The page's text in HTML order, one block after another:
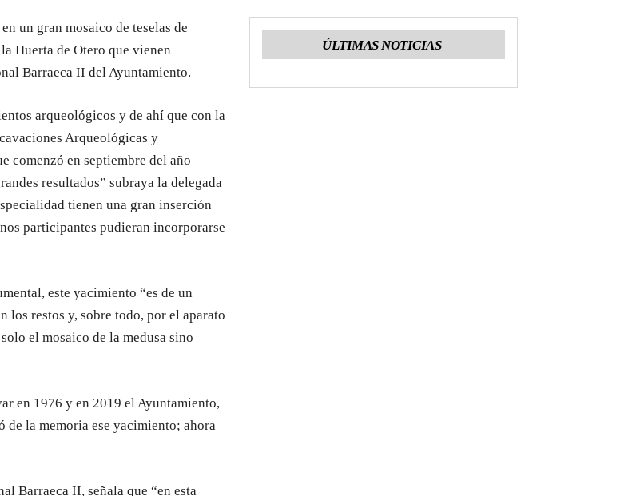
un gran mosaico de teselas de
Huerta de Otero que vienen
Barraeca II del Ayuntamiento.
arqueológicos y de ahí que con la
Arqueológicas y
comenzó en septiembre del año
resultados” subraya la delegada
tienen una gran inserción
participantes pudieran incorporarse
este yacimiento “es de un
los restos y, sobre todo, por el aparato
el mosaico de la medusa sino
en 1976 y en 2019 el Ayuntamiento,
la memoria ese yacimiento; ahora
Barraeca II, señala que “en esta
ÚLTIMAS NOTICIAS